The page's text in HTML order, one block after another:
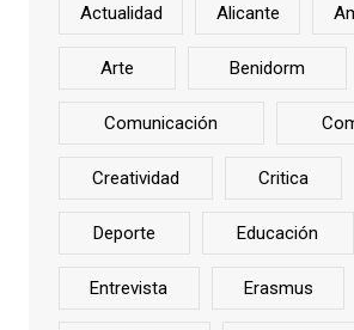
Actualidad Alicante
Arte Benidorm
Comunicación
Creatividad Critica
Deporte Educación
Entrevista Erasmus